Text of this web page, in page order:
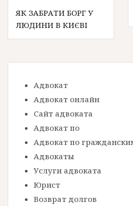
Н
а
и
ЯК ЗАБРАТИ БОРГ У
ЛЮДИНИ В КИЄВІ
Адвокат
Адвокат онлайн
Сайт адвоката
Адвокат по
Адвокат по
Адвокаты
Услуги адвоката
Юрист
Возврат долгов